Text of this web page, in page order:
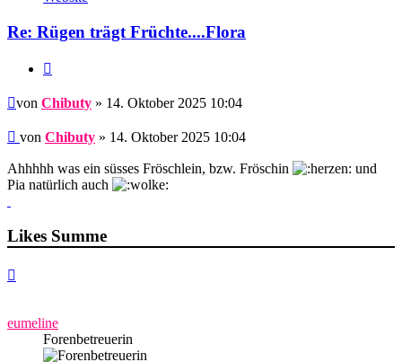
Chibuty
Re: Rügen trägt Früchte....Flora
Beitrag
von Chibuty » 14. Oktober 2025 10:04
Beitrag
von Chibuty » 14. Oktober 2025 10:04
Ahhhhh was ein süsses Fröschlein, bzw. Fröschin
und
Pia natürlich auch
Likes Summe
eumeline
Forenbetreuerin